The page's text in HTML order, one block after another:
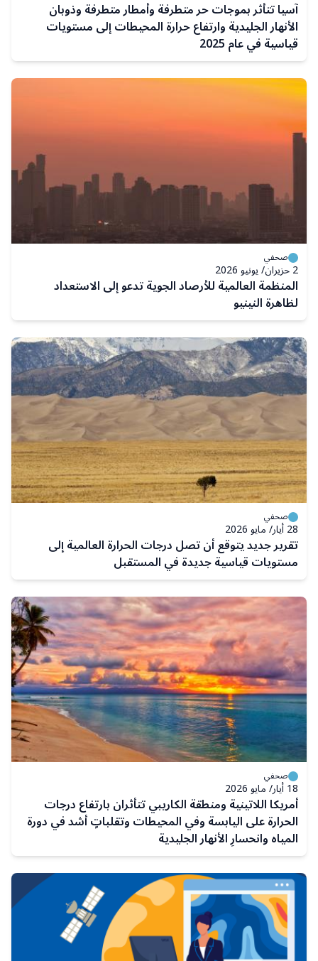
آسيا تتأثر بموجات حر متطرفة وأمطار متطرفة وذوبان
الأنهار الجليدية وارتفاع حرارة المحيطات إلى مستويات
قياسية في عام 2025
صحفي
2 حزيران/ يونيو 2026
المنظمة العالمية للأرصاد الجوية تدعو إلى الاستعداد
لظاهرة النينيو
صحفي
28 أيار/ مايو 2026
تقرير جديد يتوقع أن تصل درجات الحرارة العالمية إلى
مستويات قياسية جديدة في المستقبل
صحفي
18 أيار/ مايو 2026
أمريكا اللاتينية ومنطقة الكاريبي تتأثران بارتفاع درجات
الحرارة على اليابسة وفي المحيطات وتقلباتٍ أشد في دورة
المياه وانحسارِ الأنهار الجليدية